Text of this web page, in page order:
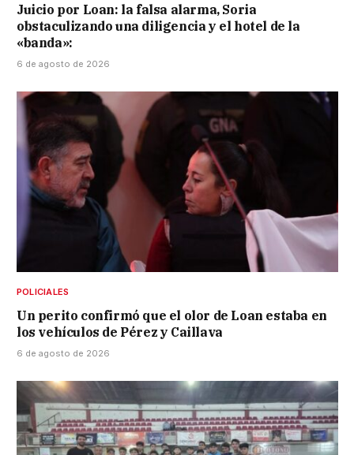
Juicio por Loan: la falsa alarma, Soria
obstaculizando una diligencia y el hotel de la
«banda»:
6 de agosto de 2026
POLICIALES
Un perito confirmó que el olor de Loan estaba en
los vehículos de Pérez y Caillava
6 de agosto de 2026